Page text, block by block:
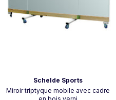
Vendeur:Schelde Sports
Miroir triptyque mobile avec cadre